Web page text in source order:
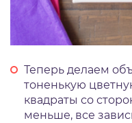
Теперь делаем
тоненькую
квадраты со
меньше, все